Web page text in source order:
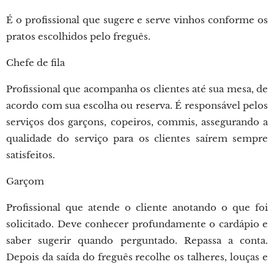
É o profissional que sugere e serve vinhos conforme os
pratos escolhidos pelo freguês.
Chefe de fila
Profissional que acompanha os clientes até sua mesa, de
acordo com sua escolha ou reserva. É responsável pelos
serviços dos garçons, copeiros, commis, assegurando a
qualidade do serviço para os clientes saírem sempre
satisfeitos.
Garçom
Profissional que atende o cliente anotando o que foi
solicitado. Deve conhecer profundamente o cardápio e
saber sugerir quando perguntado. Repassa a conta.
Depois da saída do freguês recolhe os talheres, louças e